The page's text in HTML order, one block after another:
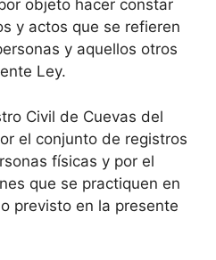
objeto hacer constar
y actos que se refieren
y aquellos otros
Ley.
Civil de Cuevas del
el conjunto de registros
físicas y por el
que se practiquen en
previsto en la presente